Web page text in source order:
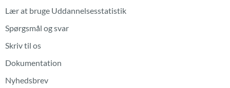
Lær at bruge Uddannelsesstatistik
Spørgsmål og svar
Skriv til os
Dokumentation
Nyhedsbrev